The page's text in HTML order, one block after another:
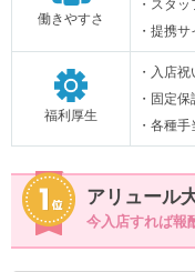
働きやすさ
・スタ
・提携
福利厚生
・入店
・固定
・各種手
アリュール
今入店すれば報